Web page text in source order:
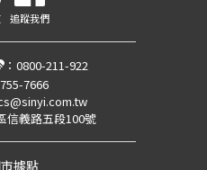
追蹤我們
： 0800-211-922
7666
信義路五段100號
據點